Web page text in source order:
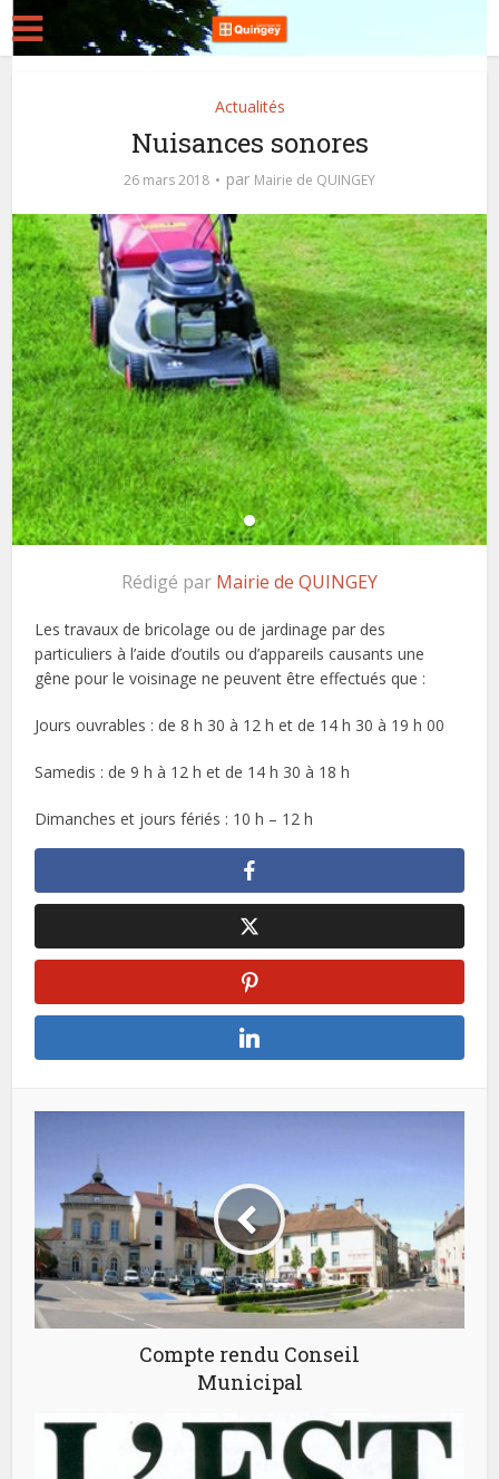
Actualités
Nuisances sonores
26 mars 2018 par Mairie de QUINGEY
Rédigé par Mairie de QUINGEY
Les travaux de bricolage ou de jardinage par des
particuliers à l’aide d’outils ou d’appareils causants une
gêne pour le voisinage ne peuvent être effectués que :
Jours ouvrables : de 8 h 30 à 12 h et de 14 h 30 à 19 h 00
Samedis : de 9 h à 12 h et de 14 h 30 à 18 h
Dimanches et jours fériés : 10 h – 12 h
Compte rendu Conseil
Municipal